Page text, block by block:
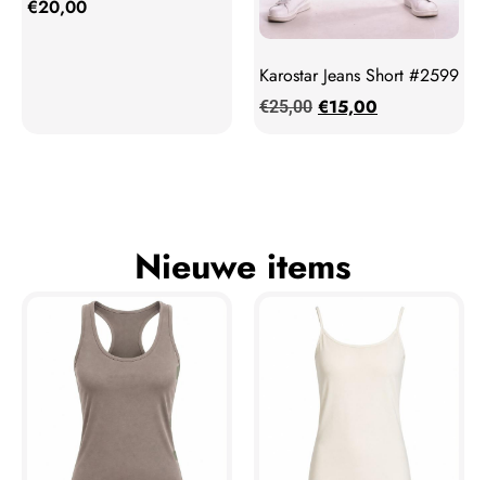
€20,00
Karostar Jeans Short #2599
€25,00 €15,00
Nieuwe items